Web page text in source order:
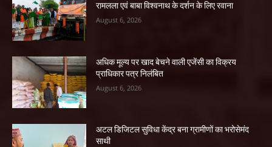
रामलला एवं बाबा विश्वनाथ के दर्शन के लिए रवाना
August 6, 2026
अधिक मूल्य पर खाद बेचने वाली एजेंसी का विक्रय
प्राधिकार पत्र निलंबित
August 6, 2026
अटल डिजिटल सुविधा केंद्र बना ग्रामीणों का भरोसेमंद
साथी